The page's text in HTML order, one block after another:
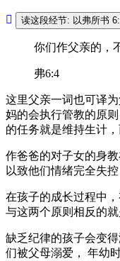
读这段经节: 以弗所书
你们作父亲的，
弗6:4
这里父亲一词也可译
妈的会执行管教的原
的任务就是维持生计
作爸爸的对子女的身
以致他们情绪完全失
在孩子的成长过程中
与这两个原则相反的就
缺乏纪律的孩子会变
们被父母溺爱， 年幼